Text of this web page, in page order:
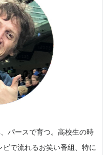
パースで育つ。高校生の時
で流れるお笑い番組、特に